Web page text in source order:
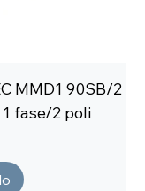
MMD1 90SB/2
fase/2 poli